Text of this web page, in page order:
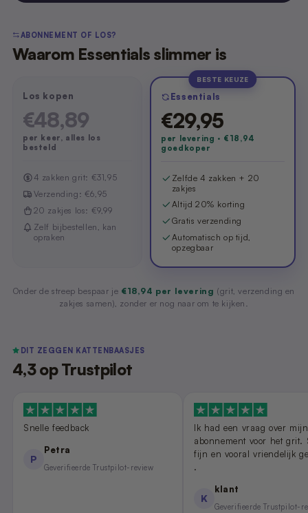
ABONNEMENT OF LOS?
Waarom Essentials slimmer is
Los kopen
€48,89
per keer, alles los
besteld
4 zakken grit: €31,95
Verzending: €6,95
20 zakjes los: €9,99
Zelf bijbestellen, kan
opraken
BESTE KEUZE
Essentials
€29,95
per levering · €18,94
goedkoper
Zelfde 4 zakken + 20
zakjes
Altijd 20% korting
Gratis verzending
Automatisch op tijd,
opzegbaar
Onder de streep bespaar je €18,94 per levering (grit, verzending en
zakjes samen), zonder er nog naar om te kijken.
DIT ZEGGEN KATTENBAASJES
4,3 op Trustpilot
Snelle feedback
P
Petra
Geverifieerde Trustpilot-review
Ik had een vraag over mijn
abonnement voor het grit.
fijn en vooral vriendelijk
.
K
klant
Geverifieerde Trustpilot-